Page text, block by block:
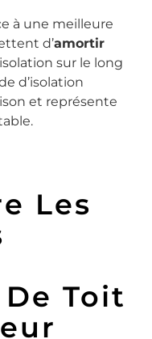
à une meilleure
d’amortir
sur le long
d’isolation
et représente
Les
Toit